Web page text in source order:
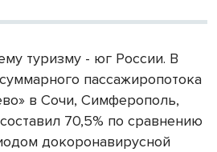
туризму - юг России. В
пассажиропотока
в Сочи, Симферополь,
70,5% по сравнению
докоронавирусной